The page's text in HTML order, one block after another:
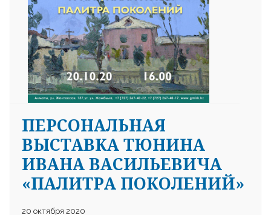
ПЕРСОНАЛЬНАЯ
ВЫСТАВКА ТЮНИНА
ИВАНА ВАСИЛЬЕВИЧА
«ПАЛИТРА ПОКОЛЕНИЙ»
20 октября 2020